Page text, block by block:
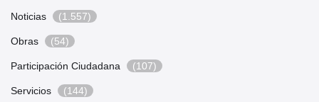
Noticias (1.557)
Obras (54)
Participación Ciudadana (107)
Servicios (144)